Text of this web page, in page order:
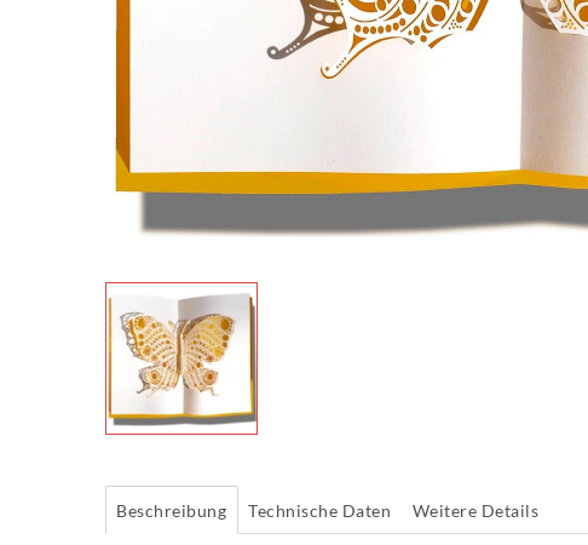
Beschreibung Technische Daten Weitere Details